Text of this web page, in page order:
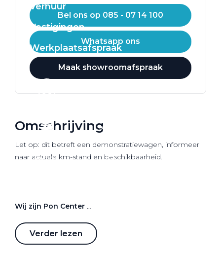
Verhuur
Vestigingen
Werkplaatsafspraak
Bel ons op 085 - 07 14 100
Whatsapp ons
Maak showroomafspraak
Omschrijving
Let op: dit betreft een demonstratiewagen, informeer
naar actuele km-stand en beschikbaarheid.
Wij zijn Pon Center
Pon Center is jouw Volkswagen, Audi, SEAT, Škoda,
CUPRA en Volkswagen Bedrijfswagens
Verder lezen